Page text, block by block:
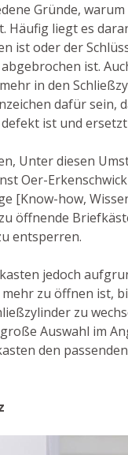
Gründe,
Häufig liegt es
ist oder der
ist.
in den
dafür sein,
ist und
Unter diesen
Oer-
[Know-how,
öffnende
entsperren.
jedoch
zu öffnen ist,
zu
Auswahl im
den